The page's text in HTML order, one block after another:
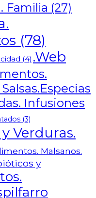
Familia (27)
(78)
(4) .Web
Infusiones
(3)
Verduras.
Malsanos.
y